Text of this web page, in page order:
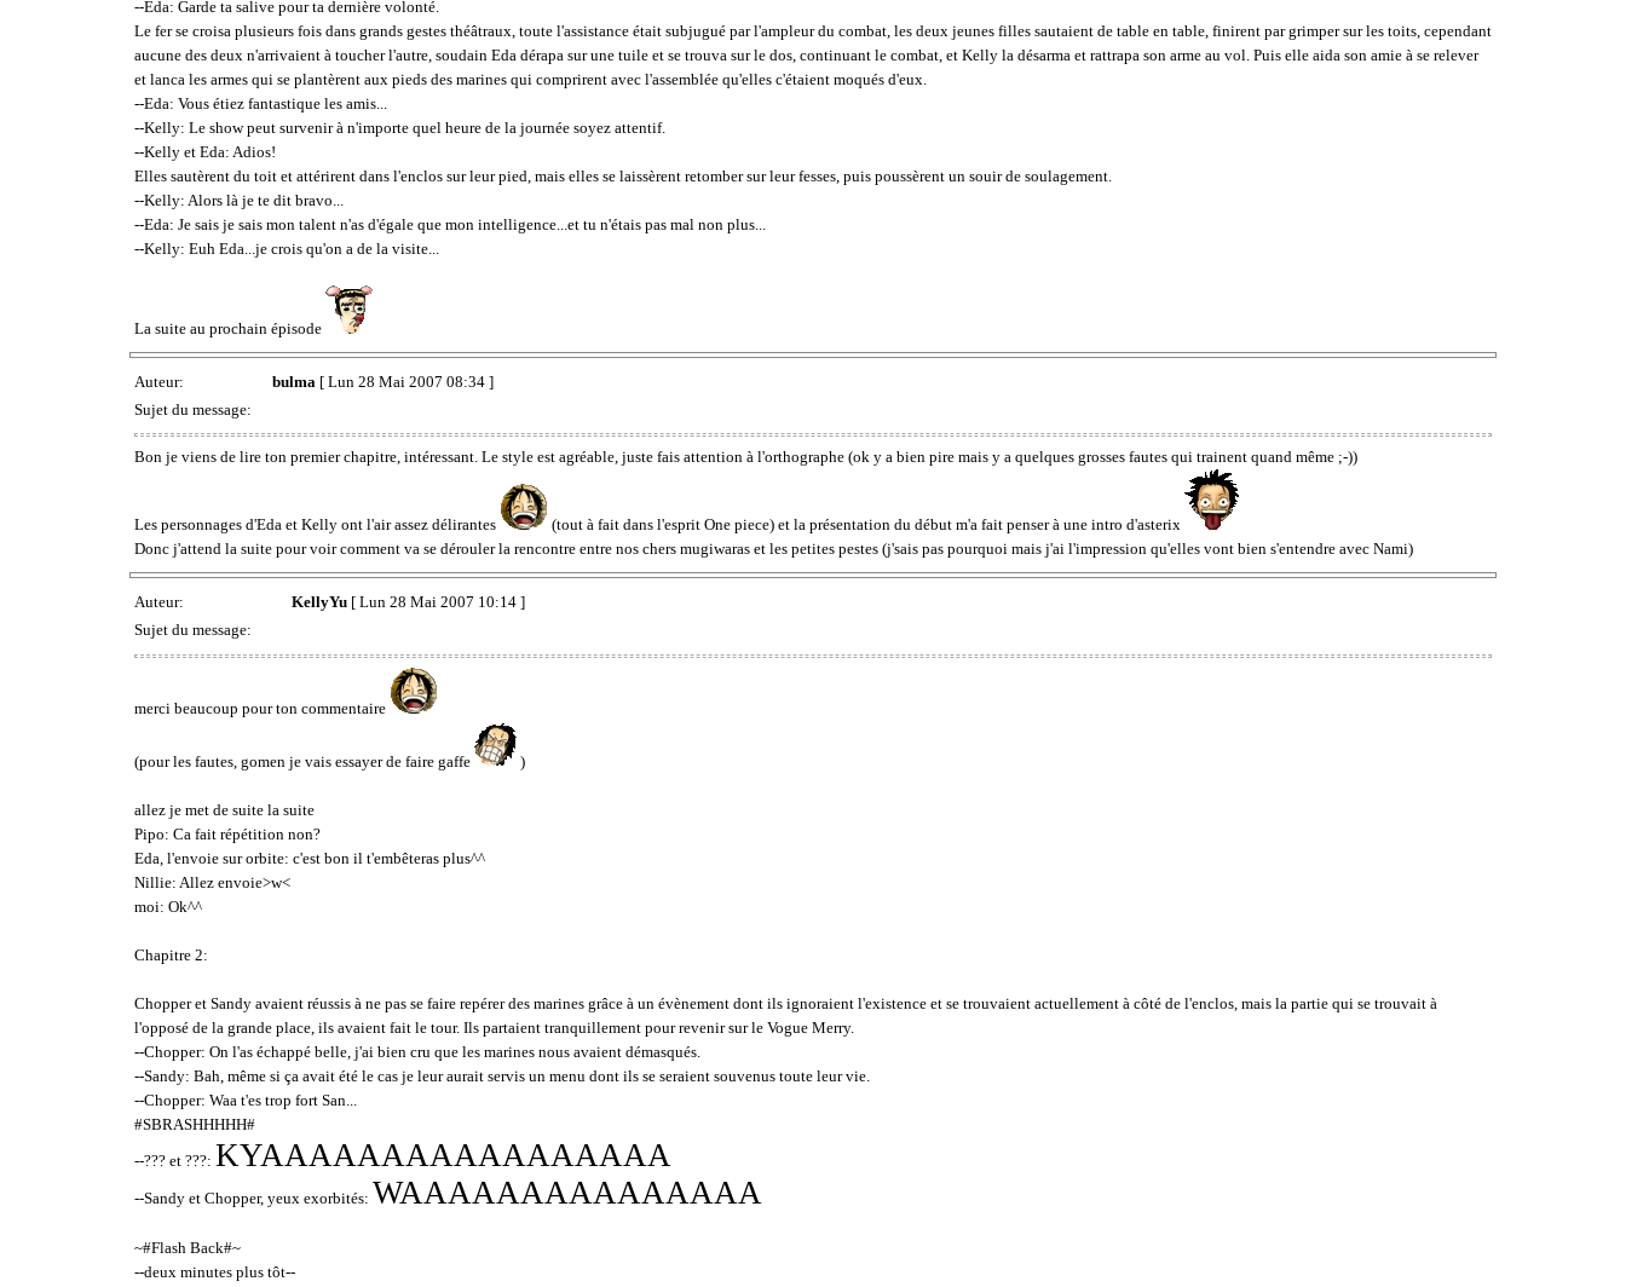
--Eda: Garde ta salive pour ta dernière volonté.
Le fer se croisa plusieurs fois dans grands gestes théâtraux, toute l'assistance était subjugué par l'ampleur du combat, les deux jeunes filles sautaient de table en table, finirent par grimper sur les toits, cependant
aucune des deux n'arrivaient à toucher l'autre, soudain Eda dérapa sur une tuile et se trouva sur le dos, continuant le combat, et Kelly la désarma et rattrapa son arme au vol. Puis elle aida son amie à se relever
et lanca les armes qui se plantèrent aux pieds des marines qui comprirent avec l'assemblée qu'elles c'étaient moqués d'eux.
--Eda: Vous étiez fantastique les amis...
--Kelly: Le show peut survenir à n'importe quel heure de la journée soyez attentif.
--Kelly et Eda: Adios!
Elles sautèrent du toit et attérirent dans l'enclos sur leur pied, mais elles se laissèrent retomber sur leur fesses, puis poussèrent un souir de soulagement.
--Kelly: Alors là je te dit bravo...
--Eda: Je sais je sais mon talent n'as d'égale que mon intelligence...et tu n'étais pas mal non plus...
--Kelly: Euh Eda...je crois qu'on a de la visite...
La suite au prochain épisode
Auteur: bulma [ Lun 28 Mai 2007 08:34 ]
Sujet du message:
Bon je viens de lire ton premier chapitre, intéressant. Le style est agréable, juste fais attention à l'orthographe (ok y a bien pire mais y a quelques grosses fautes qui trainent quand même ;-))
Les personnages d'Eda et Kelly ont l'air assez délirantes
(tout à fait dans l'esprit One piece) et la présentation du début m'a fait penser à une intro d'asterix
Donc j'attend la suite pour voir comment va se dérouler la rencontre entre nos chers mugiwaras et les petites pestes (j'sais pas pourquoi mais j'ai l'impression qu'elles vont bien s'entendre avec Nami)
Auteur: KellyYu [ Lun 28 Mai 2007 10:14 ]
Sujet du message:
merci beaucoup pour ton commentaire
(pour les fautes, gomen je vais essayer de faire gaffe )
allez je met de suite la suite
Pipo: Ca fait répétition non?
Eda, l'envoie sur orbite: c'est bon il t'embêteras plus^^
Nillie: Allez envoie>w<
moi: Ok^^
Chapitre 2:
Chopper et Sandy avaient réussis à ne pas se faire repérer des marines grâce à un évènement dont ils ignoraient l'existence et se trouvaient actuellement à côté de l'enclos, mais la partie qui se trouvait à
l'opposé de la grande place, ils avaient fait le tour. Ils partaient tranquillement pour revenir sur le Vogue Merry.
--Chopper: On l'as échappé belle, j'ai bien cru que les marines nous avaient démasqués.
--Sandy: Bah, même si ça avait été le cas je leur aurait servis un menu dont ils se seraient souvenus toute leur vie.
--Chopper: Waa t'es trop fort San...
#SBRASHHHHH#
--??? et ???: KYAAAAAAAAAAAAAAAAA
--Sandy et Chopper, yeux exorbités: WAAAAAAAAAAAAAAA
~#Flash Back#~
--deux minutes plus tôt--